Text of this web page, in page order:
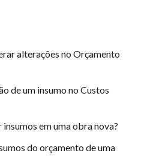
alterações no Orçamento
de um insumo no Custos
em uma obra nova?
do orçamento de uma